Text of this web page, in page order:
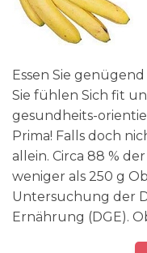
Essen Sie
Sie fühlen Sich fit
gesundheits-
Prima! Falls doch
allein. Circa 88 %
weniger als 250 g
Untersuchung der
Ernährung (DGE).